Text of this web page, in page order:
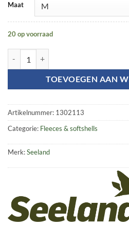
Maat
20 op voorraad
TOEVOEGEN AAN
Artikelnummer: 1302113
Categorie: Fleeces & softshells
Merk:Seeland